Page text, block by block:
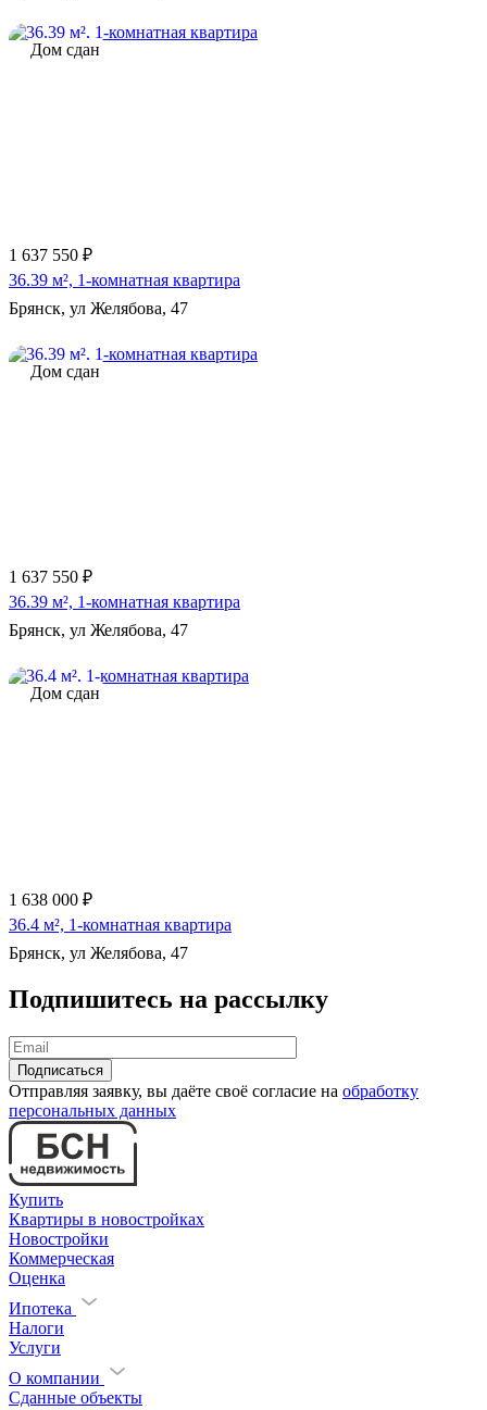
Дом сдан
1 637 550 ₽
36.39 м², 1-комнатная квартира
Брянск, ул Желябова, 47
Дом сдан
1 637 550 ₽
36.39 м², 1-комнатная квартира
Брянск, ул Желябова, 47
Дом сдан
1 638 000 ₽
36.4 м², 1-комнатная квартира
Брянск, ул Желябова, 47
Подпишитесь на рассылку
Отправляя заявку, вы даёте своё согласие на обработку
персональных данных
Купить
Квартиры в новостройках
Новостройки
Коммерческая
Оценка
Ипотека
Налоги
Услуги
О компании
Сданные объекты